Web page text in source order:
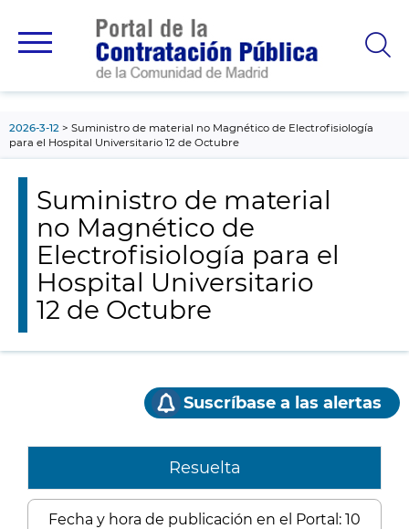
principal
2026-3-12
Suministro de material no Magnético de Electrofisiología
para el Hospital Universitario 12 de Octubre
Suministro de material
no Magnético de
Electrofisiología para el
Hospital Universitario
12 de Octubre
Suscríbase a las alertas
Resuelta
Fecha y hora de publicación en el Portal: 10